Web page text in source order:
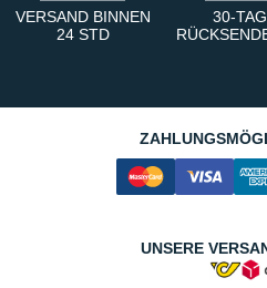
VERSAND BINNEN
24 STD
30-
UNSERE